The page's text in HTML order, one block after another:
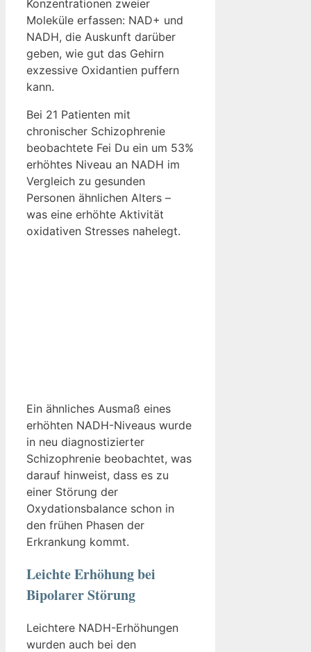
Konzentrationen zweier
Moleküle erfassen: NAD+ und
NADH, die Auskunft darüber
geben, wie gut das Gehirn
exzessive Oxidantien puffern
kann.
Bei 21 Patienten mit
chronischer Schizophrenie
beobachtete Fei Du ein um 53%
erhöhtes Niveau an NADH im
Vergleich zu gesunden
Personen ähnlichen Alters –
was eine erhöhte Aktivität
oxidativen Stresses nahelegt.
Ein ähnliches Ausmaß eines
erhöhten NADH-Niveaus wurde
in neu diagnostizierter
Schizophrenie beobachtet, was
darauf hinweist, dass es zu
einer Störung der
Oxydationsbalance schon in
den frühen Phasen der
Erkrankung kommt.
Leichte Erhöhung bei
Bipolarer Störung
Leichtere NADH-Erhöhungen
wurden auch bei den